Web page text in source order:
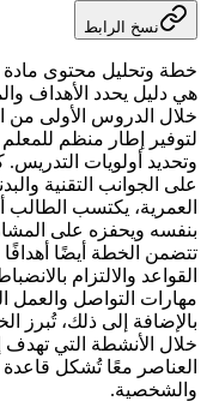
نسخ الرابط
خطة وتحليل محتوى مادة
هي دليل يحدد الأهداف
خلال الدروس الأولى من
لتوفير إطار منظم للمعلم
وتحديد أولويات التدريس.
على الجوانب التقنية
العمرية، يكتسب الطالب
بنفسه ويحفزه على
تتضمن الخطة أيضًا
القواعد والالتزام
مهارات التواصل والعمل
بالإضافة إلى ذلك، تُبرز
خلال الأنشطة التي تهدف
العناصر معًا تُشكل
والشخصية.